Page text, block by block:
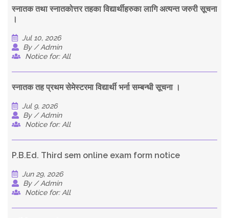
स्नातक तथा स्नातकोत्तर तहका विद्यार्थीहरुका लागि अत्यन्त जरुरी सूचना
।
Jul 10, 2026
By / Admin
Notice for: All
स्नातक तह प्रथम सेमेस्टरमा विद्यार्थी भर्ना सम्बन्धी सूचना ।
Jul 9, 2026
By / Admin
Notice for: All
P.B.Ed. Third sem online exam form notice
Jun 29, 2026
By / Admin
Notice for: All